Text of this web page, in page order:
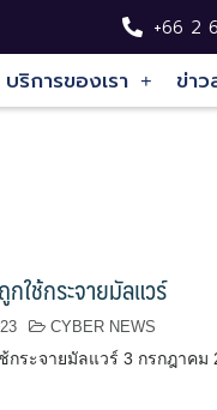
+66 2
บริการของเรา ข่า
ใช้กระจายมัลแวร์
CYBER NEWS
กระจายมัลแวร์ 3 กรกฎาค